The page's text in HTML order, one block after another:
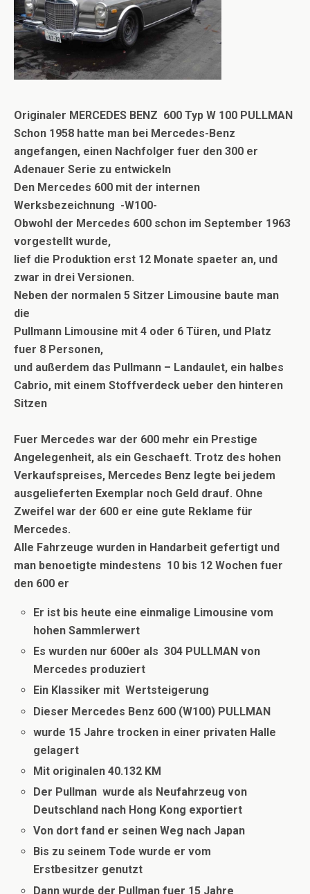
Originaler MERCEDES BENZ 600 Typ W 100 PULLMAN
Schon 1958 hatte man bei Mercedes-Benz
angefangen, einen Nachfolger fuer den 300 er
Adenauer Serie zu entwickeln
Den Mercedes 600 mit der internen
Werksbezeichnung -W100-
Obwohl der Mercedes 600 schon im September 1963
vorgestellt wurde,
lief die Produktion erst 12 Monate spaeter an, und
zwar in drei Versionen.
Neben der normalen 5 Sitzer Limousine baute man
die
Pullmann Limousine mit 4 oder 6 Türen, und Platz
fuer 8 Personen,
und außerdem das Pullmann – Landaulet, ein halbes
Cabrio, mit einem Stoffverdeck ueber den hinteren
Sitzen
Fuer Mercedes war der 600 mehr ein Prestige
Angelegenheit, als ein Geschaeft. Trotz des hohen
Verkaufspreises, Mercedes Benz legte bei jedem
ausgelieferten Exemplar noch Geld drauf. Ohne
Zweifel war der 600 er eine gute Reklame für
Mercedes.
Alle Fahrzeuge wurden in Handarbeit gefertigt und
man benoetigte mindestens 10 bis 12 Wochen fuer
den 600 er
Er ist bis heute eine einmalige Limousine vom
hohen Sammlerwert
Es wurden nur 600er als 304 PULLMAN von
Mercedes produziert
Ein Klassiker mit Wertsteigerung
Dieser Mercedes Benz 600 (W100) PULLMAN
wurde 15 Jahre trocken in einer privaten Halle
gelagert
Mit originalen 40.132 KM
Der Pullman wurde als Neufahrzeug von
Deutschland nach Hong Kong exportiert
Von dort fand er seinen Weg nach Japan
Bis zu seinem Tode wurde er vom
Erstbesitzer genutzt
Dann wurde der Pullman fuer 15 Jahre